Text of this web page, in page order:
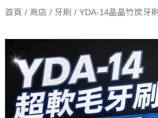
首頁 / 商店 / 牙刷 / YDA-14晶晶竹炭牙刷